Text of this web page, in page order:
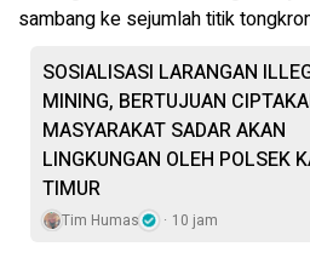
sambang ke sejumlah titik
SOSIALISASI LARANGAN
MINING, BERTUJUAN
MASYARAKAT SADAR AKAN
LINGKUNGAN OLEH POLSEK
TIMUR
Tim Humas 10 jam